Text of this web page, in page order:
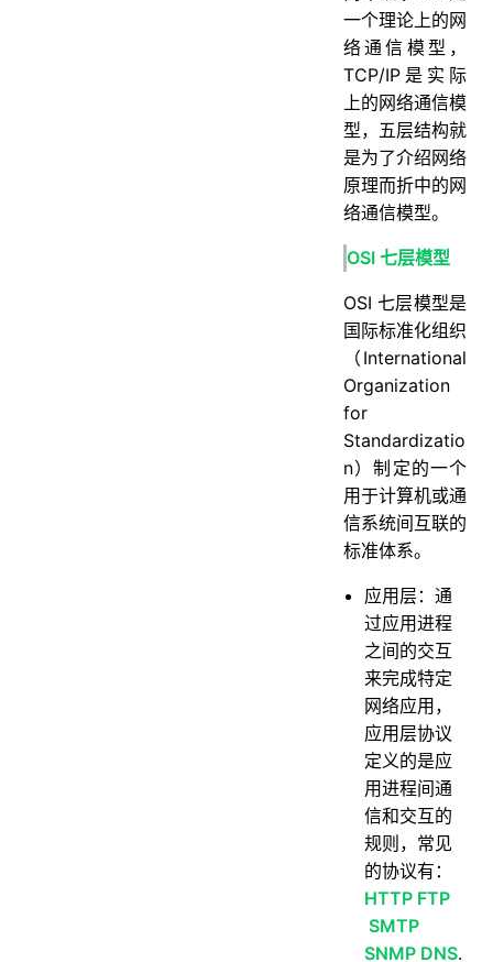
19.为什么要用HTTPS？解决了哪些问题？
20.HTTPS工作流程是怎样的？
22.如何理解 HTTP 协议是无状态的？
25.TCP 握手为什么是三次，为什么不能是两次？不能是四次？
26.三次握手中每一次没收到报文会发生什么情况？
29.说说半连接队列和 SYN Flood 攻击的关系？
31.TCP 挥手为什么需要四次呢？
慢启动算法
拥塞避免算法
一个理论上的网
络通信模型，
TCP/IP是实际
上的网络通信模
型，五层结构就
是为了介绍网络
原理而折中的网
络通信模型。
OSI 七层模型
OSI 七层模型是
国际标准化组织
（International
Organization
for
Standardizatio
n）制定的一个
用于计算机或通
信系统间互联的
标准体系。
应用层：通
过应用进程
之间的交互
来完成特定
网络应用，
应用层协议
定义的是应
用进程间通
信和交互的
规则，常见
的协议有：
HTTP FTP
SMTP
SNMP DNS.